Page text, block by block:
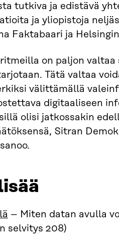
tutkiva ja edistävä
ja yliopistoja
Faktabaari ja
on paljon valtaa
Tätä valtaa
välittämällä
digitaaliseen
olisi jatkossakin
Sitran
sanoo.
– Miten datan avulla
selvitys 208)